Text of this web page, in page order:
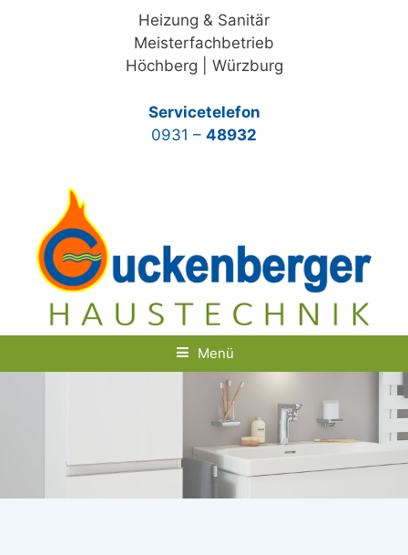
Heizung & Sanitär
Meisterfachbetrieb
Höchberg | Würzburg
Servicetelefon
0931 – 48932
Menü